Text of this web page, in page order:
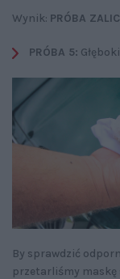
Wynik: PRÓBA
PRÓBA 5:
By sprawdzić
przetarliśmy